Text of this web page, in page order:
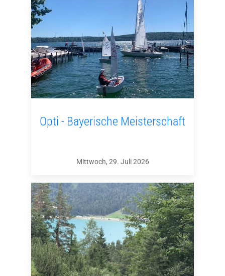
Opti - Bayerische Meisterschaft
Mittwoch, 29. Juli 2026